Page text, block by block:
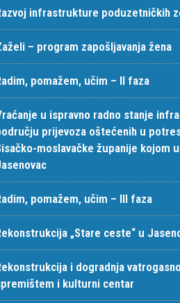
infrastrukture poduzetničkih
– program zapošljavanja žena
pomažem, učim – II faza
u ispravno radno stanje
prijevoza oštećenih u
moslavačke županije kojom
pomažem, učim – III faza
„Stare ceste“ u
i dogradnja
i kulturni centar